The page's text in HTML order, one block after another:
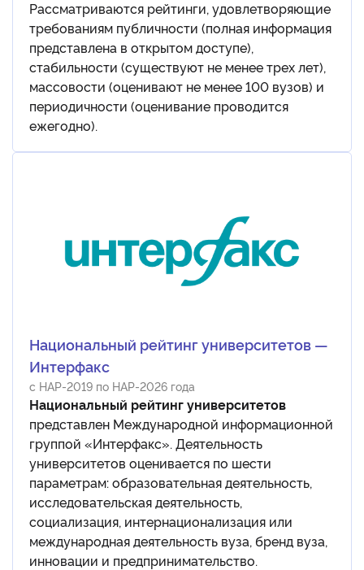
Рассматриваются рейтинги, удовлетворяющие
требованиям публичности (полная информация
представлена в открытом доступе),
стабильности (существуют не менее трех лет),
массовости (оценивают не менее 100 вузов) и
периодичности (оценивание проводится
ежегодно).
Национальный рейтинг университетов —
Интерфакс
с НАР-2019 по НАР-2026 года
Национальный рейтинг университетов
представлен Международной информационной
группой «Интерфакс». Деятельность
университетов оценивается по шести
параметрам: образовательная деятельность,
исследовательская деятельность,
социализация, интернационализация или
международная деятельность вуза, бренд вуза,
инновации и предпринимательство.